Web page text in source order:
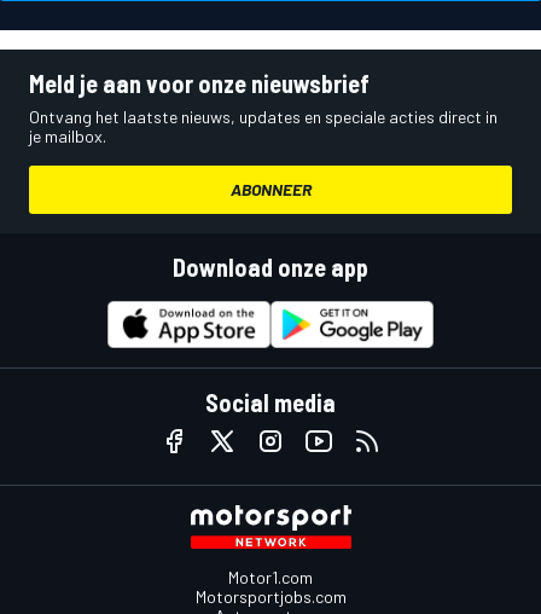
Meld je aan voor onze nieuwsbrief
Ontvang het laatste nieuws, updates en speciale acties direct in
je mailbox.
ABONNEER
Download onze app
Social media
Motor1.com
Motorsportjobs.com